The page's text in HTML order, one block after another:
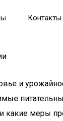
Контакты
и
меры